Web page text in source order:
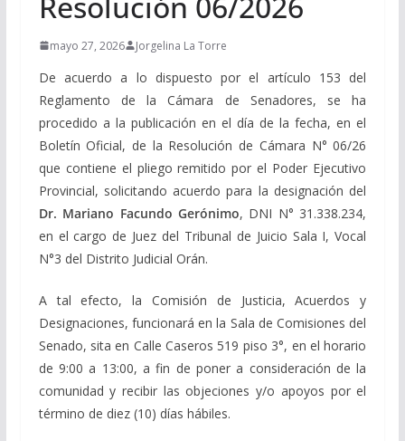
mayo 27, 2026 Jorgelina La Torre
De acuerdo a lo dispuesto por el artículo 153 del
Reglamento de la Cámara de Senadores, se ha
procedido a la publicación en el día de la fecha, en el
Boletín Oficial, de la Resolución de Cámara N° 06/26
que contiene el pliego remitido por el Poder Ejecutivo
Provincial, solicitando acuerdo para la designación del
Dr. Mariano Facundo Gerónimo, DNI N° 31.338.234,
en el cargo de Juez del Tribunal de Juicio Sala I, Vocal
N°3 del Distrito Judicial Orán.
A tal efecto, la Comisión de Justicia, Acuerdos y
Designaciones, funcionará en la Sala de Comisiones del
Senado, sita en Calle Caseros 519 piso 3°, en el horario
de 9:00 a 13:00, a fin de poner a consideración de la
comunidad y recibir las objeciones y/o apoyos por el
término de diez (10) días hábiles.